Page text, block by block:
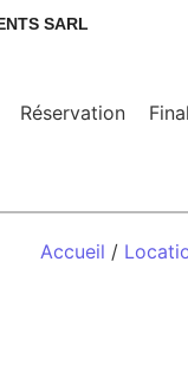
SARL
Réservation
Accueil /